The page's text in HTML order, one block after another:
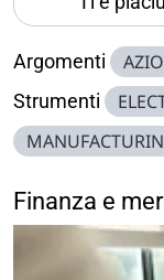
Argomenti
Strumenti
Finanza e